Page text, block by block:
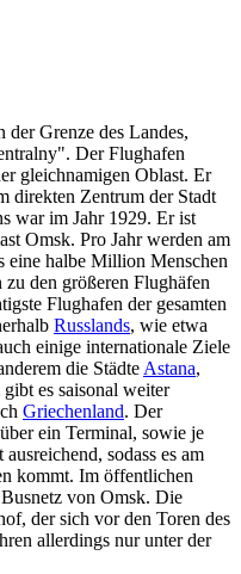
der Grenze des Landes,
Der Flughafen
gleichnamigen Oblast. Er
direkten Zentrum der Stadt
war im Jahr 1929. Er ist
Omsk. Pro Jahr werden am
eine halbe Million Menschen
den größeren Flughäfen
Flughafen der gesamten
Russlands, wie etwa
einige internationale Ziele
die StädteAstana,
es saisonal weiter
Griechenland. Der
ein Terminal, sowie je
sodass es am
kommt. Im öffentlichen
von Omsk. Die
der sich vor den Toren des
allerdings nur unter der